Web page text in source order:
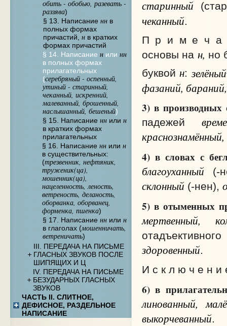
обить - обобью, разевать -
раззява)
§ 13. Написание ннв
полных формах
причастий, нв кратких
формах причастий
§ 14. Написание нили нн
в полных формах
прилагательных
(серебряный - оспенный,
утиный - старинный,
чеканный, искренний,
малеванный, брошенный,
наслышанный, бешеный)
§ 15. Написание ннили н
в кратких формах
прилагательных
§ 16. Написание ннили н
в существительных:
(трезвенник, нефтяник,
труженик(ца),
мошенник(ца),
нацеленность, леность,
ветреность, деланость,
оборванка, оборванец,
форменка, пшенка)
§ 17. Написание ннили н
в глаголах (мошенничать,
ветреничать)
III. ПЕРЕДАЧА НА ПИСЬМЕ
ГЛАСНЫХ ЗВУКОВ ПОСЛЕ
ШИПЯЩИХ И Ц
IV. ПЕРЕДАЧА НА ПИСЬМЕ
БЕЗУДАРНЫХ ГЛАСНЫХ
ЗВУКОВ
ЧАСТЬ II. СЛИТНОЕ,
ДЕФИСНОЕ, РАЗДЕЛЬНОЕ
НАПИСАНИЕ
старинный
чеканный.
П р и м е ч а н
основы на н, но
буквойн:зелёный
фазаний,
3) в производных
падежей
4) в словах с
благоуханный (-
склонный (-нен),
5) в отыменных
мертвенный,
здоровенный
И с к л ю ч е н и
6) в
линованный,
выкорчеванный.